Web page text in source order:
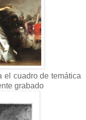
el cuadro de temática
grabado